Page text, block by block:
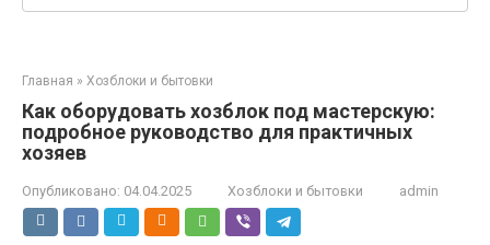
Главная » Хозблоки и бытовки
Как оборудовать хозблок под мастерскую:
подробное руководство для практичных
хозяев
Опубликовано: 04.04.2025 Хозблоки и бытовки admin